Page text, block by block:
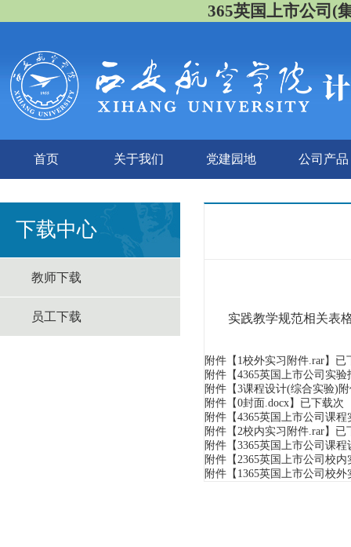
365英国上市公司(
首页 关于我们 党建园地 公司产品
下载中心
教师下载
员工下载 实践教学规范相关表
附件【 1校外实习附件.rar】已
附件【4365英国上市公司实验
附件【3课程设计(综合实验)
附件【0封面.docx】已下载次
附件【4​365英国上市公司课
附件【2校内实习附件.rar】已
附件【3​365英国上市公司课
附件【2​365英国上市公司校
附件【 1​365英国上市公司校